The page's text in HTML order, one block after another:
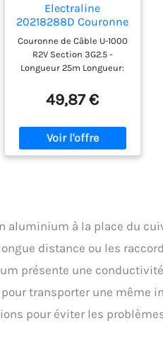
Electraline
20218288D Couronne
U-1000 R2V
3x2,5mm², 25 mètres,
Noir
Couronne de Câble U-1000
R2V Section 3G2.5 -
Longueur 25m Longueur:
R2V Section 3G2.5
49,87 €
aluminium à la place du
distance ou les
présente une
transporter une même
pour éviter les